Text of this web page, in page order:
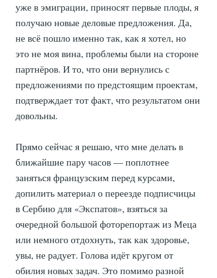
уже в эмиграции, приносят первые плоды, я
получаю новые деловые предложения. Да,
не всё пошло именно так, как я хотел, но
это не моя вина, проблемы были на стороне
партнёров. И то, что они вернулись с
предложениями по предстоящим проектам,
подтверждает тот факт, что результатом они
довольны.
Прямо сейчас я решаю, что мне делать в
ближайшие пару часов — поплотнее
заняться французским перед курсами,
допилить материал о переезде подписчицы
в Сербию для «Экспатов», взяться за
очередной большой фоторепортаж из Меца
или немного отдохнуть, так как здоровье,
увы, не радует. Голова идёт кругом от
обилия новых задач. Это помимо разной